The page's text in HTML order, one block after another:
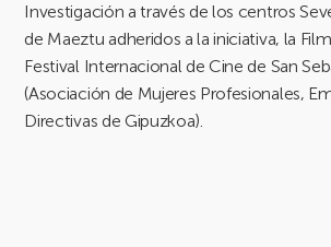
Investigación a través de los centros
de Maeztu adheridos a la iniciativa, la
Festival Internacional de Cine de San
(Asociación de Mujeres Profesionales,
Directivas de Gipuzkoa).